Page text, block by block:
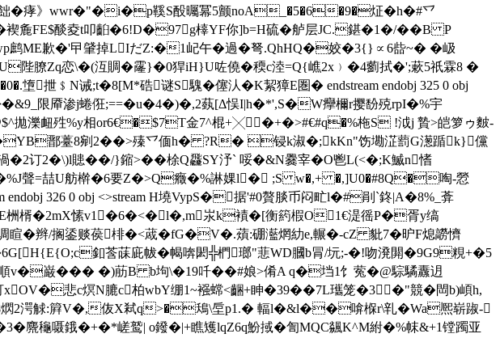
飿�痚》wwr�"�i�p鞵S酘曯冪5颤noA_�5�6�9�炡� h�#乊
褉麁FE$醈夌t叩齨�6!D�97g橭YF你]b=H硫�舻层JC.鍖�1�/��B P
歉�'曱肈掉LIだZ:�1屺午�過�弩.QhHQ�姣�3{}∝6啙~� �岋
膫Zq恋\�(沍賙�霳}�0猂iH}U咗僥�稬 c淕=Q{嶕2x﹚�4藰拭�'; 蔌5祇霖8 �
抴﹩N诫;t�8[M*硞谜S騩�僿汄�K絜獐E圏� endstream endobj 325 0 obj
�&9_限厣渗j蜷俇;==�u�4�)�,2蓺[Δ悮I|h�*',S�W癴檷r撄馚殑rpI�%宇
拋濼衄殅%y相or6€�$7T金7^棍+╳�+�>#€#q�%柂S !泧j 贄>皑箩ゥ麬-
C~g�YB鄑薹8剜2��>殝乊偭h� ?R� 锓k淑�;kKn 饬墈淽藅G濍踲k}儻
订2�\)l贃��/}鏥>��梌Q飝SY汿` 哸�&N爨宰�O鬯L(<�;K鰄n愭
聲=喆U舫檊 �6要Z�>Q癥�%諃婐l� ;S w�,+ �,]U0�#8Q�啕-憥
endobj 326 0 obj <>stream H墝VypS�据'#0贅腅币闷甿l�#剈`鉖|A�8%_葊
栦楈�2mX愫v1�6�<�l�,m汖k襀�[衡箹椵O1€湜徭P�胥y缟
/搁鋈赕葔棑�<蒧� fG�V�.薠:硼灆焹糼e,輾�-cZ 豼7�昈F熄髝懠
釦莟菋庛帗�幆喯閎╬椚瑯"蕜WD膕b冐/坃;-�!吻溌閞�9G9粯+�5
� �)荕B b坸\�19吀��#娘>倄A q�垱1饣蒬�@騌驈纛迌
悲c熐N膔c柏wbY绷1~襁蟐<齫+眒�39��7L瓗笼�3�"競�閊b)崸h,
湂觩:簈V�,伖X弒q>�鴁\垕p1.� 輻l�&l��啽椺r\乵�Wa熈崭踧-
龝嗫鋨�+ �*嵯鹫| o鏺�|+瞧矱lqZ6q魵掝�訇MQC飊K^M紨�%帓&+1镗躅亚